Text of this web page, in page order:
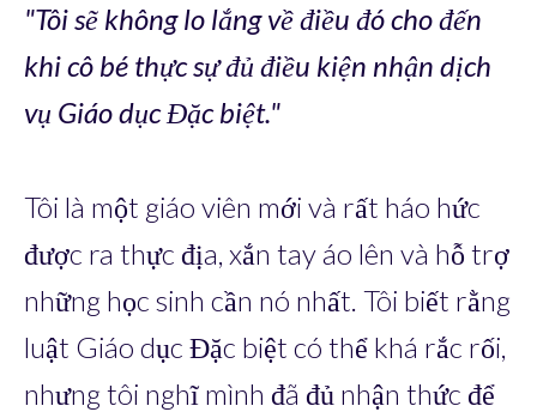
"Tôi sẽ không lo lắng về điều đó cho đến
khi cô bé thực sự đủ điều kiện nhận dịch
vụ Giáo dục Đặc biệt."
Tôi là một giáo viên mới và rất háo hức
được ra thực địa, xắn tay áo lên và hỗ trợ
những học sinh cần nó nhất. Tôi biết rằng
luật Giáo dục Đặc biệt có thể khá rắc rối,
nhưng tôi nghĩ mình đã đủ nhận thức để